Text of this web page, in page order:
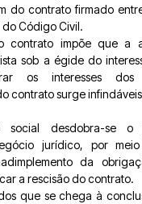
do contrato firmado
Código Civil.
contrato impõe que a
sob a égide do
os interesses dos
contrato surge
social desdobra-se o
jurídico, por
da
a rescisão do contrato.
que se chega à